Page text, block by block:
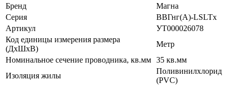
Бренд
Магна
Серия
ВВГнг(А)-LSLTx
Артикул
УТ000026078
Код единицы измерения размера
(ДхШхВ)
Метр
Номинальное сечение проводника, кв.мм 35 кв.мм
Изоляция жилы
Поливинилхлорид
(PVC)